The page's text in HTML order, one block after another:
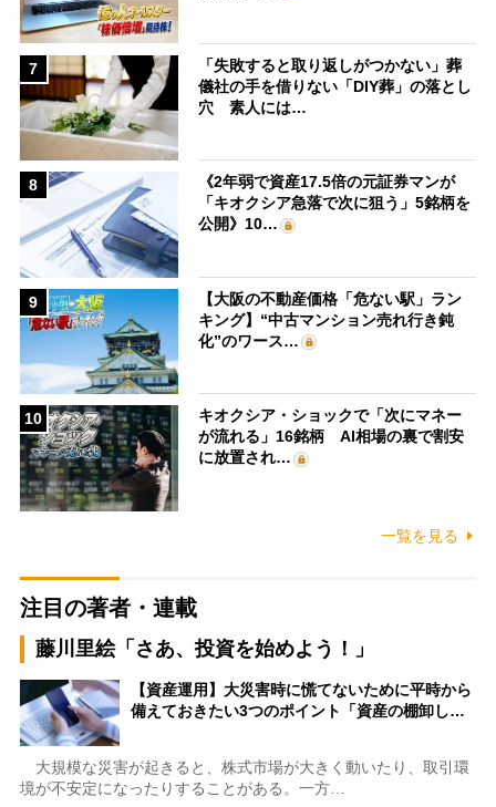
7
「失敗すると取り返しがつかない」葬
儀社の手を借りない「DIY葬」の落とし
穴 素人には…
8
《2年弱で資産17.5倍の元証券マンが
「キオクシア急落で次に狙う」5銘柄を
公開》10…
9
【大阪の不動産価格「危ない駅」ラン
キング】“中古マンション売れ行き鈍
化”のワース…
10
キオクシア・ショックで「次にマネー
が流れる」16銘柄 AI相場の裏で割安
に放置され…
一覧を見る
注目の著者・連載
藤川里絵「さあ、投資を始めよう！」
【資産運用】大災害時に慌てないために平時から
備えておきたい3つのポイント「資産の棚卸し…
大規模な災害が起きると、株式市場が大きく動いたり、取引環
境が不安定になったりすることがある。一方…